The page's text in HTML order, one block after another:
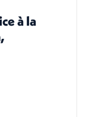
à la